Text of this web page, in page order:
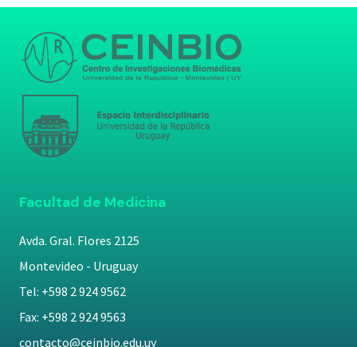
Facultad de Medicina
Avda. Gral. Flores 2125
Montevideo - Uruguay
Tel: +598 2 924 9562
Fax: +598 2 924 9563
contacto@ceinbio.edu.uy